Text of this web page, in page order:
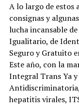
A lo largo de estos
consignas y
lucha incansable
Igualitario, de
Seguro y Gratuito
Este año, con la
Integral Trans Ya y
hepatitis virales,